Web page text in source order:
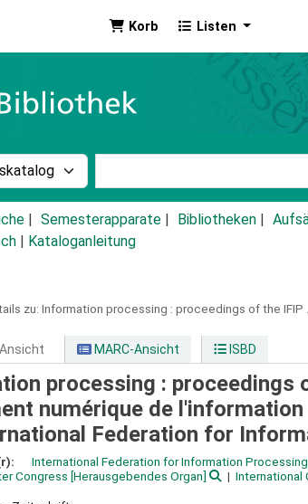
Korb Listen
nach:
Semesterapparate Bibliotheken
Kataloganleitung
zu: Information processing : proceedings of the IFIP
MARC-Ansicht ISBD
processing : proceedings
numérique de
Federation for
International Federation for Information Processing
Congress [Herausgebendes Organ] International